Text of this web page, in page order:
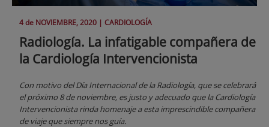
4 de NOVIEMBRE, 2020 | CARDIOLOGÍA
Radiología. La infatigable compañera de
la Cardiología Intervencionista
Con motivo del Día Internacional de la Radiología, que se celebrará
el próximo 8 de noviembre, es justo y adecuado que la Cardiología
Intervencionista rinda homenaje a esta imprescindible compañera
de viaje que siempre nos guía.